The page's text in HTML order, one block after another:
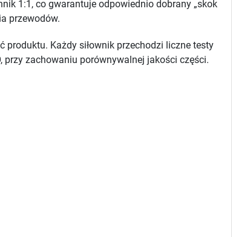
1:1, co gwarantuje odpowiednio dobrany „skok
przewodów.
produktu. Każdy siłownik przechodzi liczne testy
przy zachowaniu porównywalnej jakości części.